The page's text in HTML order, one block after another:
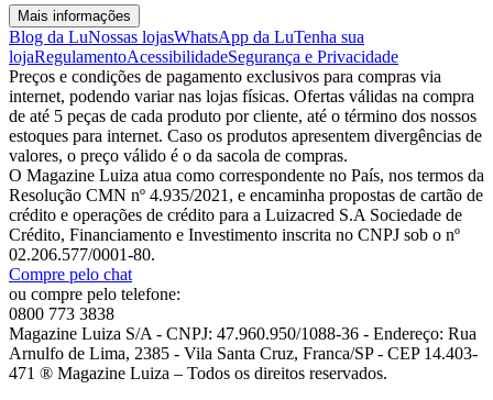
Mais informações
Blog da LuNossas lojasWhatsApp da LuTenha sua
lojaRegulamentoAcessibilidadeSegurança e Privacidade
Preços e condições de pagamento exclusivos para compras via
internet, podendo variar nas lojas físicas. Ofertas válidas na compra
de até 5 peças de cada produto por cliente, até o término dos nossos
estoques para internet. Caso os produtos apresentem divergências de
valores, o preço válido é o da sacola de compras.
O Magazine Luiza atua como correspondente no País, nos termos da
Resolução CMN nº 4.935/2021, e encaminha propostas de cartão de
crédito e operações de crédito para a Luizacred S.A Sociedade de
Crédito, Financiamento e Investimento inscrita no CNPJ sob o nº
02.206.577/0001-80.
Compre pelo chat
ou compre pelo telefone:
0800 773 3838
Magazine Luiza S/A - CNPJ: 47.960.950/1088-36 - Endereço: Rua
Arnulfo de Lima, 2385 - Vila Santa Cruz, Franca/SP - CEP 14.403-
471 ® Magazine Luiza – Todos os direitos reservados.